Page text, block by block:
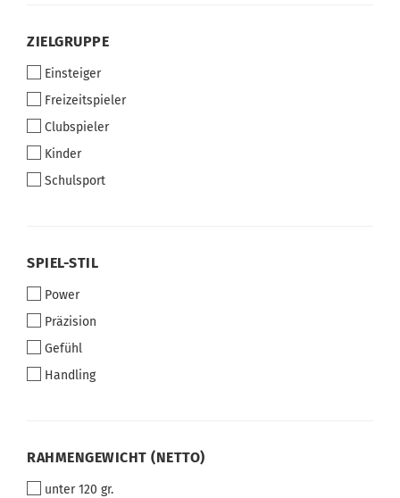
ZIELGRUPPE
ZIELGRUPPE
Einsteiger
Freizeitspieler
Clubspieler
Kinder
Schulsport
SPIEL-
SPIEL-STIL
Power
Präzision
Gefühl
Handling
RAHMENGEWICHT
RAHMENGEWICHT (NETTO)
unter 120 gr.